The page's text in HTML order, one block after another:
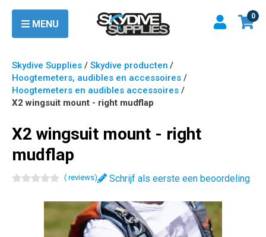
MENU
0
Skydive Supplies / Skydive producten /
Hoogtemeters, audibles en accessoires /
Hoogtemeters en audibles accessoires /
X2 wingsuit mount - right mudflap
X2 wingsuit mount - right
mudflap
( reviews) Schrijf als eerste een beoordeling